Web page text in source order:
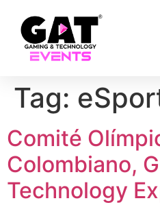
Tag:
Comité
Colombiano,
Technology